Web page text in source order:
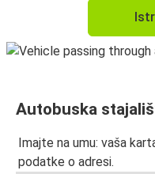
Autobuska
Imajte na umu: vaša
podatke o adresi.